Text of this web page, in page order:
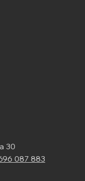
30
087 883